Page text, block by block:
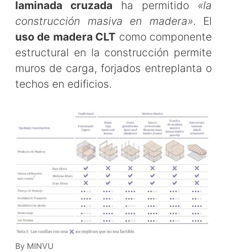
laminada cruzada ha permitido «la
construcción masiva en madera». El
uso de madera CLT como componente
estructural en la construcción permite
muros de carga, forjados entreplanta o
techos en edificios.
By MINVU